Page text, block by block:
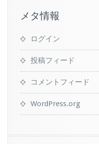
メタ情報
ログイン
投稿フィード
コメントフィード
WordPress.org